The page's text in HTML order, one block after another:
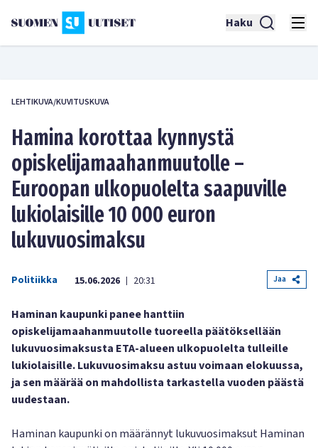
Haku
LEHTIKUVA/KUVITUSKUVA
Hamina korottaa kynnystä
opiskelijamaahanmuutolle –
Euroopan ulkopuolelta saapuville
lukiolaisille 10 000 euron
lukuvuosimaksu
Politiikka 15.06.2026 | 20:31 Jaa
Haminan kaupunki panee hanttiin
opiskelijamaahanmuutolle tuoreella päätöksellään
lukuvuosimaksusta ETA-alueen ulkopuolelta tulleille
lukiolaisille. Lukuvuosimaksu astuu voimaan elokuussa,
ja sen määrää on mahdollista tarkastella vuoden päästä
uudestaan.
Haminan kaupunki on määrännyt lukuvuosimaksut Haminan